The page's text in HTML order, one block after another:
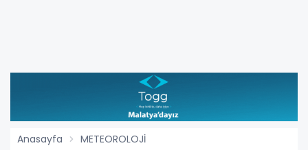
Anasayfa METEOROLOJİ